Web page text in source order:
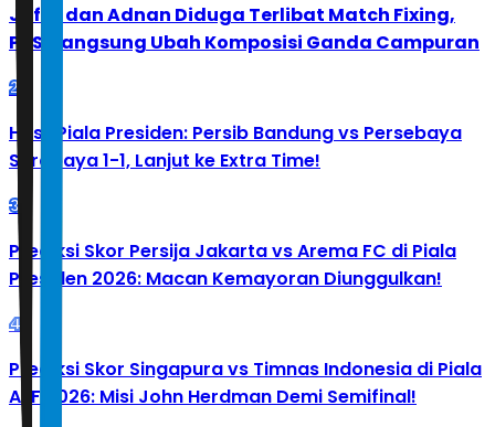
Jafar dan Adnan Diduga Terlibat Match Fixing,
PBSI Langsung Ubah Komposisi Ganda Campuran
2
Hasil Piala Presiden: Persib Bandung vs Persebaya
Surabaya 1-1, Lanjut ke Extra Time!
3
Prediksi Skor Persija Jakarta vs Arema FC di Piala
Presiden 2026: Macan Kemayoran Diunggulkan!
4
Prediksi Skor Singapura vs Timnas Indonesia di Piala
AFF 2026: Misi John Herdman Demi Semifinal!